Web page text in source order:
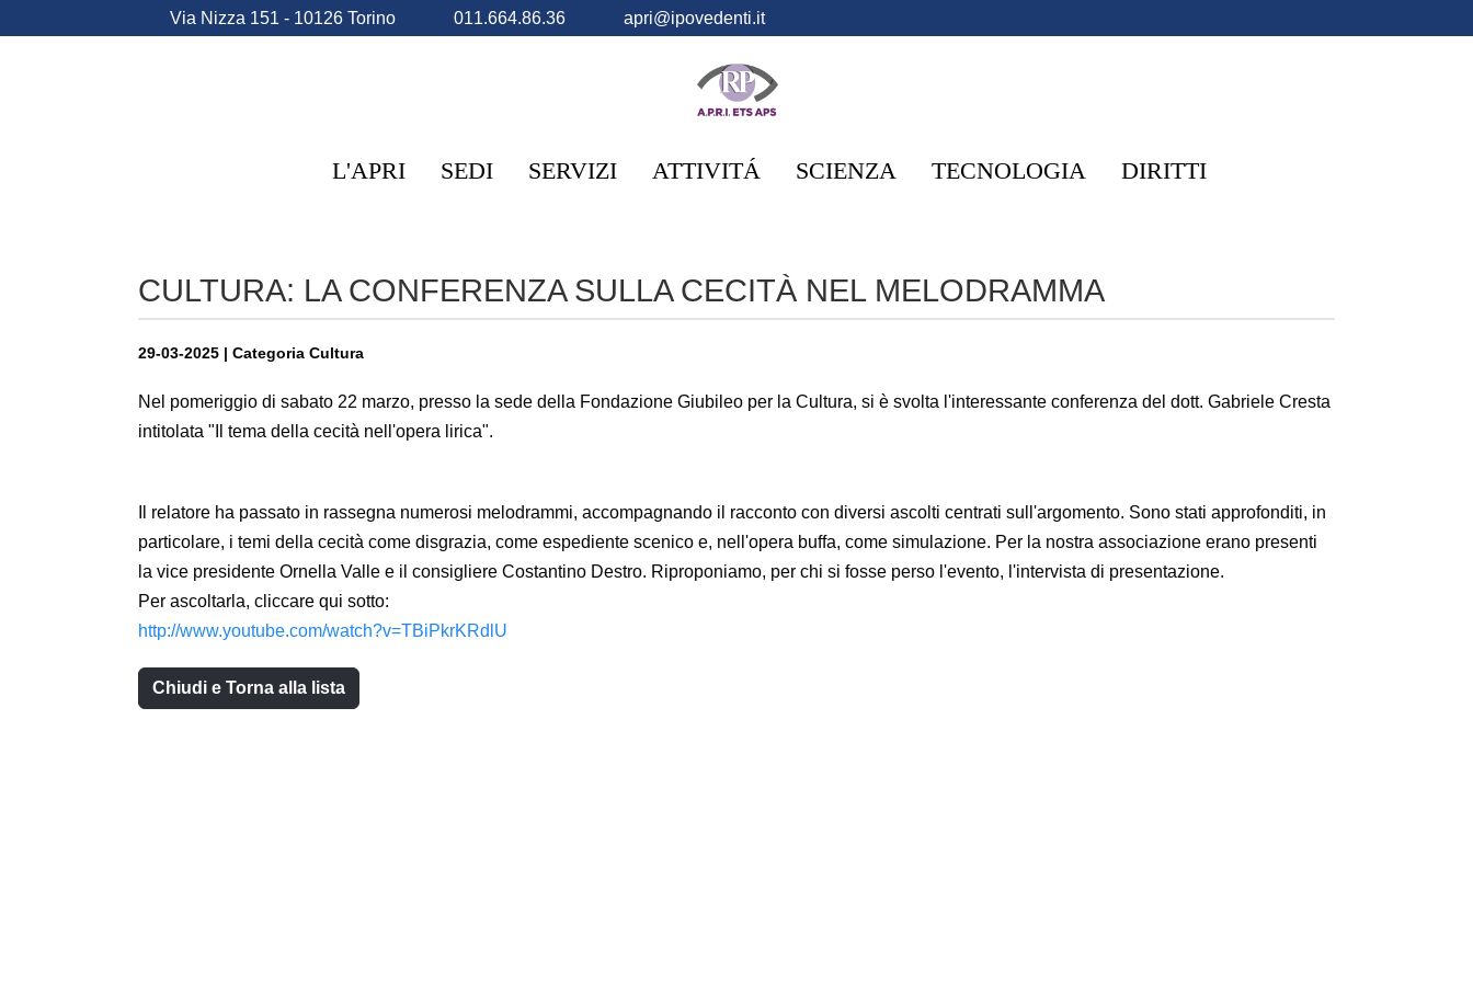
Via Nizza 151 - 10126 Torino 011.664.86.36 apri@ipovedenti.it
L'APRI SEDI SERVIZI ATTIVITÁ SCIENZA TECNOLOGIA DIRITTI
CULTURA: LA CONFERENZA SULLA CECITÀ NEL MELODRAMMA
29-03-2025 | Categoria Cultura
Nel pomeriggio di sabato 22 marzo, presso la sede della Fondazione Giubileo per la Cultura, si è svolta l'interessante conferenza del dott. Gabriele Cresta
intitolata "Il tema della cecità nell'opera lirica".
Il relatore ha passato in rassegna numerosi melodrammi, accompagnando il racconto con diversi ascolti centrati sull'argomento. Sono stati approfonditi, in
particolare, i temi della cecità come disgrazia, come espediente scenico e, nell'opera buffa, come simulazione. Per la nostra associazione erano presenti
la vice presidente Ornella Valle e il consigliere Costantino Destro. Riproponiamo, per chi si fosse perso l'evento, l'intervista di presentazione.
Per ascoltarla, cliccare qui sotto:
http://www.youtube.com/watch?v=TBiPkrKRdlU
Chiudi e Torna alla lista